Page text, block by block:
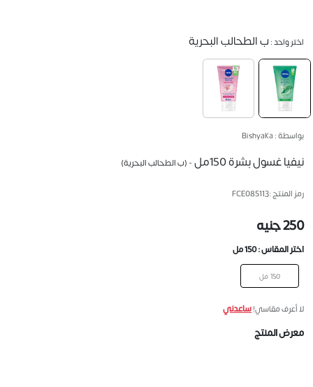
اختر واحد :ب الطحالب البحرية
بواسطة : Bishyaka
نيفيا غسول بشرة 150مل - (ب الطحالب البحرية)
رمز المنتج :FCE085113
250 جنيه
اختر المقاس :150 مل
150 مل
لا أعرف مقاسي!ساعدني
معرض المنتج